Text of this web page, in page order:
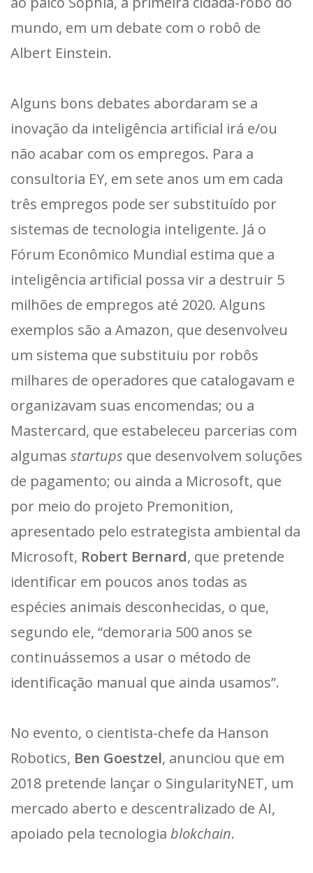
mundo, em um debate com o robô de
Albert Einstein.
Alguns bons debates abordaram se a
inovação da inteligência artificial irá e/ou
não acabar com os empregos. Para a
consultoria EY, em sete anos um em cada
três empregos pode ser substituído por
sistemas de tecnologia inteligente. Já o
Fórum Econômico Mundial estima que a
inteligência artificial possa vir a destruir 5
milhões de empregos até 2020. Alguns
exemplos são a Amazon, que desenvolveu
um sistema que substituiu por robôs
milhares de operadores que catalogavam e
organizavam suas encomendas; ou a
Mastercard, que estabeleceu parcerias com
algumas startups que desenvolvem soluções
de pagamento; ou ainda a Microsoft, que
por meio do projeto Premonition,
apresentado pelo estrategista ambiental da
Microsoft, Robert Bernard, que pretende
identificar em poucos anos todas as
espécies animais desconhecidas, o que,
segundo ele, “demoraria 500 anos se
continuássemos a usar o método de
identificação manual que ainda usamos”.
No evento, o cientista-chefe da Hanson
Robotics, Ben Goestzel, anunciou que em
2018 pretende lançar o SingularityNET, um
mercado aberto e descentralizado de AI,
apoiado pela tecnologia blokchain.